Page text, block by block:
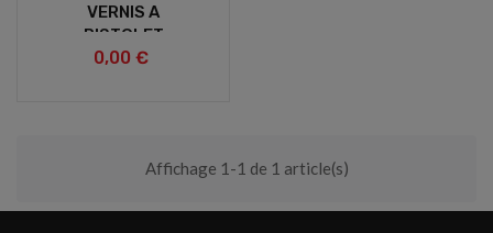
VERNIS A
PISTOLET
0,00 €
Affichage 1-1 de 1 article(s)